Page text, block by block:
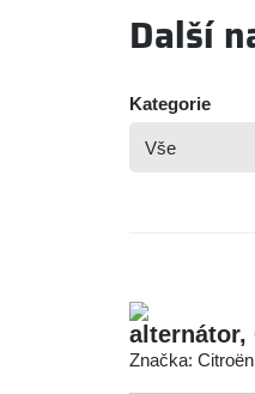
Další
Kategorie
alternátor,
Značka: